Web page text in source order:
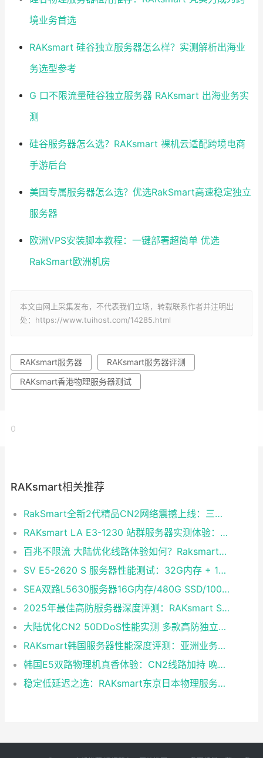
境业务首选
RAKsmart 硅谷独立服务器怎么样？实测解析出海业
务选型参考
G 口不限流量硅谷独立服务器 RAKsmart 出海业务实
测
硅谷服务器怎么选？RAKsmart 裸机云适配跨境电商
手游后台
美国专属服务器怎么选？优选RakSmart高速稳定独立
服务器
欧洲VPS安装脚本教程：一键部署超简单 优选
RakSmart欧洲机房
本文由网上采集发布，不代表我们立场，转载联系作者并注明出
处：https://www.tuihost.com/14285.html
RAKsmart服务器
RAKsmart服务器评测
RAKsmart香港物理服务器测试
0
RAKsmart相关推荐
RakSmart全新2代精品CN2网络震撼上线：三网融合铸就企业级黄金链路
RAKsmart LA E3-1230 站群服务器实测体验：稳定够用的性价比之选
百兆不限流 大陆优化线路体验如何？Raksmart双路E5裸金属云深度评测
SV E5-2620 S 服务器性能测试：32G内存 + 1T硬盘 + CN2 30M独享带宽实测
SEA双路L5630服务器16G内存/480G SSD/100M独享不限流量 大陆优化CentOS 7.0即开即用
2025年最佳高防服务器深度评测：RAKsmart SV E3-1230成性价比黑马
大陆优化CN2 50DDoS性能实测 多款高防独立服务器半价续费同享
RAKsmart韩国服务器性能深度评测：亚洲业务的高速稳定之选
韩国E5双路物理机真香体验：CN2线路加持 晚高峰表现稳定
稳定低延迟之选：RAKsmart东京日本物理服务器50M带宽测评报告